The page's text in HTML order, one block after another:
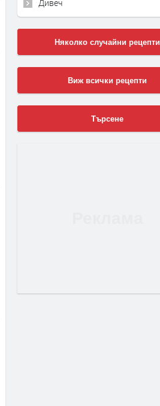
Дивеч
Няколко случайни рецепти
Виж всички рецепти
Търсене